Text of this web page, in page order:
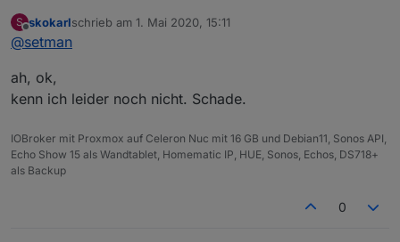
Hab es mit Lovelace-Ui erstellt.
entity: alarm_control_panel.info_alarm_circuit_list
S
Offline
skokarlschrieb am 1. Mai 2020, 15:11
zuletzt editiert von
@setman
ah, ok,
kenn ich leider noch nicht. Schade.
IOBroker mit Proxmox auf Celeron Nuc mit 16 GB und Debian11, Sonos API,
Echo Show 15 als Wandtablet, Homematic IP, HUE, Sonos, Echos, DS718+
als Backup
0